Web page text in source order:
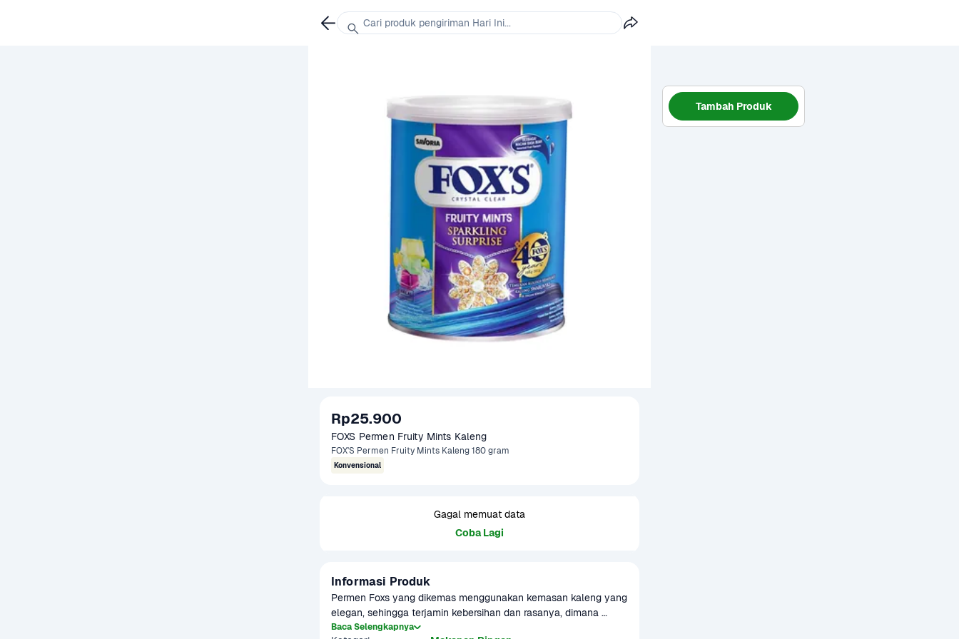
Rp25.900
FOXS Permen Fruity Mints Kaleng
FOX'S Permen Fruity Mints Kaleng 180 gram
Konvensional
Gagal memuat data
Coba Lagi
Informasi Produk
Permen Foxs yang dikemas menggunakan kemasan kaleng yang
elegan, sehingga terjamin kebersihan dan rasanya, dimana
Baca Selengkapnya
Tambah Produk
Cari produk pengiriman Hari Ini...